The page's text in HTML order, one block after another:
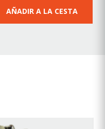
AÑADIR A LA CESTA